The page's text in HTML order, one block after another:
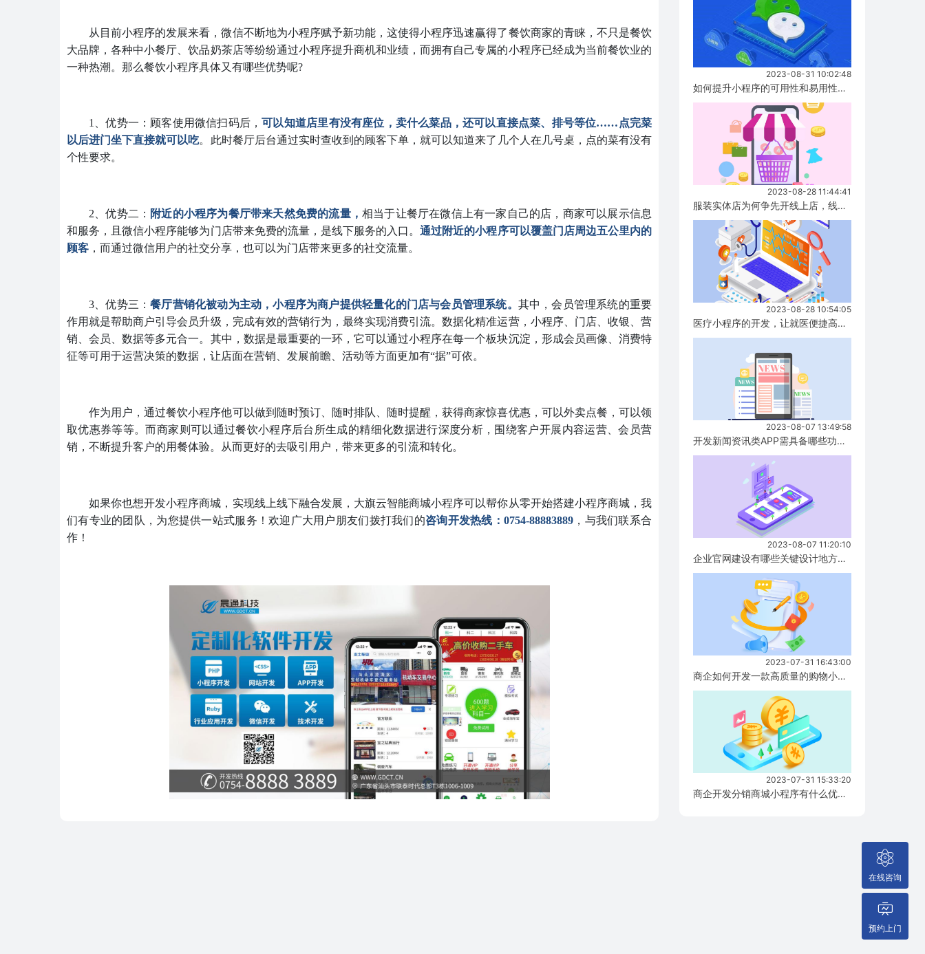
从目前小程序的发展来看，微信不断地为小程序赋予新功能，这使得小程序迅速赢得了餐饮商家的青睐，不只是餐饮
大品牌，各种中小餐厅、饮品奶茶店等纷纷通过小程序提升商机和业绩，而拥有自己专属的小程序已经成为当前餐饮业的
一种热潮。那么餐饮小程序具体又有哪些优势呢?
1、优势一：顾客使用微信扫码后，可以知道店里有没有座位，卖什么菜品，还可以直接点菜、排号等位……点完菜
以后进门坐下直接就可以吃。此时餐厅后台通过实时查收到的顾客下单，就可以知道来了几个人在几号桌，点的菜有没有
个性要求。
2、优势二： 附近的小程序为餐厅带来天然免费的流量，相当于让餐厅在微信上有一家自己的店，商家可以展示信息
和服务，且微信小程序能够为门店带来免费的流量，是线下服务的入口。通过附近的小程序可以覆盖门店周边五公里内的
顾客 ，而通过微信用户的社交分享，也可以为门店带来更多的社交流量。
3、优势三：餐厅营销化被动为主动，小程序为商户提供轻量化的门店与会员管理系统。 其中，会员管理系统的重要
作用就是帮助商户引导会员升级，完成有效的营销行为，最终实现消费引流。数据化精准运营，小程序、门店、收银、营
销、会员、数据等多元合一。其中，数据是最重要的一环，它可以通过小程序在每一个板块沉淀，形成会员画像、消费特
征等可用于运营决策的数据，让店面在营销、发展前瞻、活动等方面更加有“据”可依。
作为用户，通过餐饮小程序他可以做到随时预订、随时排队、随时提醒，获得商家惊喜优惠，可以外卖点餐，可以领
取优惠券等等。而商家则可以通过餐饮小程序后台所生成的精细化数据进行深度分析，围绕客户开展内容运营、会员营
销，不断提升客户的用餐体验。从而更好的去吸引用户，带来更多的引流和转化。
如果你也想开发小程序商城，实现线上线下融合发展，大旗云智能商城小程序可以帮你从零开始搭建小程序商城，我
们有专业的团队，为您提供一站式服务！欢迎广大用户朋友们拨打我们的咨询开发热线：0754-88883889 ，与我们联系合
作！
2023-08-31 10:02:48
如何提升小程序的可用性和易用性，有哪些方式！...
2023-08-28 11:44:41
服装实体店为何争先开线上店，线上店与实体店有什么区别？...
2023-08-28 10:54:05
医疗小程序的开发，让就医便捷高效！...
2023-08-07 13:49:58
开发新闻资讯类APP需具备哪些功能？...
2023-08-07 11:20:10
企业官网建设有哪些关键设计地方要注意？...
2023-07-31 16:43:00
商企如何开发一款高质量的购物小程序？...
2023-07-31 15:33:20
商企开发分销商城小程序有什么优势？...
在线咨询
预约上门